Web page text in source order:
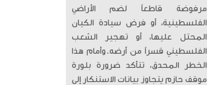
مرفوضة قاطعاً لضم الأراضي
الفلسطينية، أو فرض سيادة الكيان
المحتل عليها، أو تهجير الشعب
الفلسطيني قسراً من أرضه. ​وأمام هذا
الخطر المحدق، تتأكد ضرورة بلورة
موقف حازم يتجاوز بيانات الاستنكار إلى